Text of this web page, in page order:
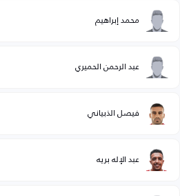
محمد إبراهيم
عبد الرحمن الحميري
فيصل الذبياني
عبد الإله بريه